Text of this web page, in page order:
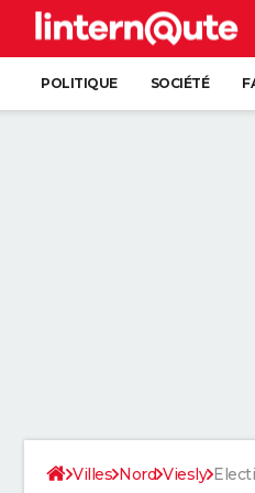
POLITIQUE SOCIÉTÉ
Villes Nord Viesly